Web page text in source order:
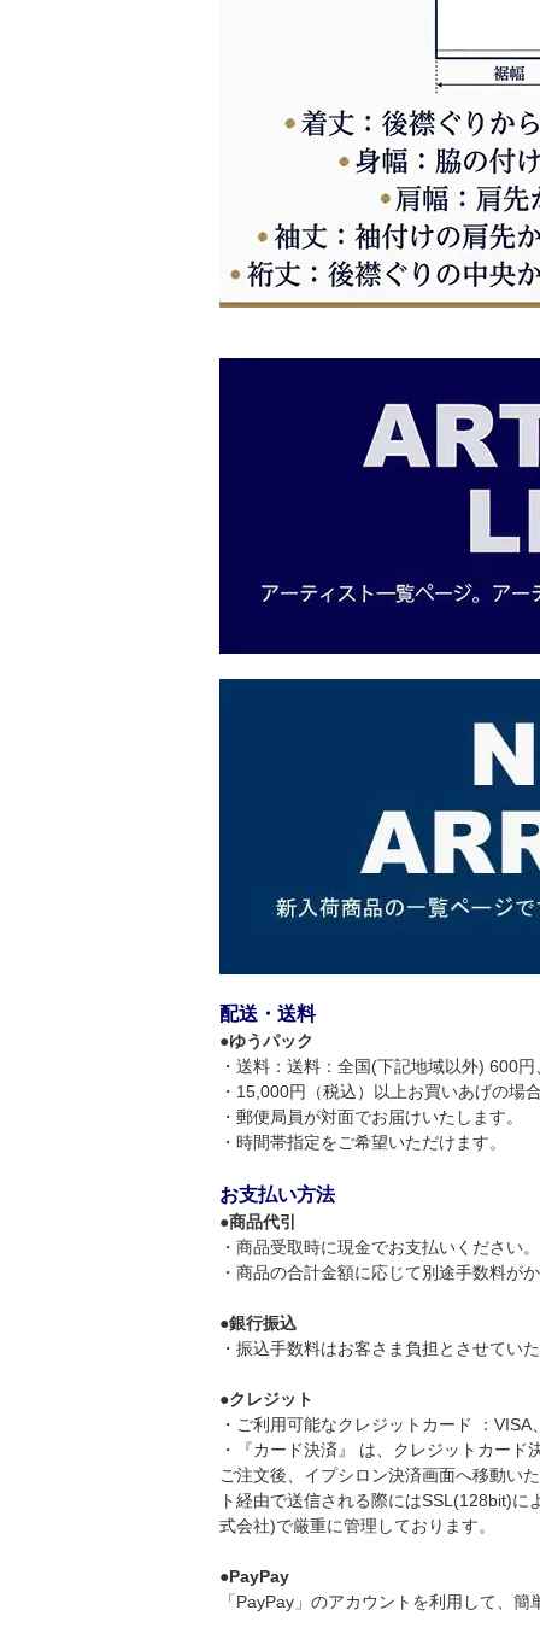
配送・送料
●ゆうパック
・送料：送料：全国(下記地域以外) 600
・15,000円（税込）以上お買いあげの場
・郵便局員が対面でお届けいたします。
・時間帯指定をご希望いただけます。
お支払い方法
●商品代引
・商品受取時に現金でお支払いください。
・商品の合計金額に応じて別途手数料が
●銀行振込
・振込手数料はお客さま負担とさせてい
●クレジット
・ご利用可能なクレジットカード ：
・『カード決済』 は、クレジットカー
ご注文後、イプシロン決済画面へ移動い
ト経由で送信される際にはSSL(128bit)
式会社)で厳重に管理しております。
●PayPay
「PayPay」のアカウントを利用して、